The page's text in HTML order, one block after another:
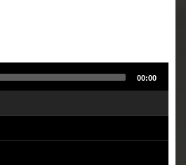
00:00